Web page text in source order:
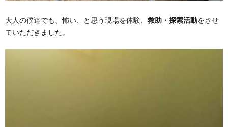
大人の僕達でも、怖い、と思う現場を体験、救助・探索活動をさせ
ていただきました。